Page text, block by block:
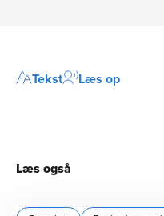
Tekst Læs op
Læs også